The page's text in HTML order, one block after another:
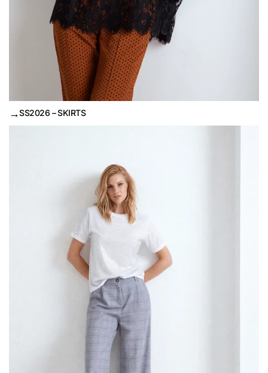
→SS2026 – SKIRTS